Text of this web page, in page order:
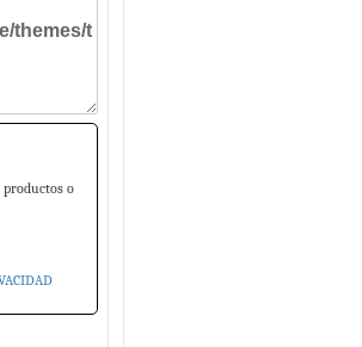
productos o